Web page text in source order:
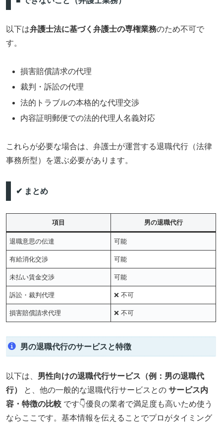
以下は弁護士法に基づく弁護士の専権業務のため不可で
す。
損害賠償請求の代理
裁判・訴訟の代理
法的トラブルの本格的な代理交渉
内容証明郵便での法的代理人名義対応
これらが必要な場合は、弁護士が運営する退職代行（法律
事務所型）を選ぶ必要があります。
✔ まとめ
項目 男の退職代行
退職意思の伝達 可能
有給消化交渉 可能
未払い賃金交渉 可能
訴訟・裁判代理 ❌ 不可
損害賠償請求代理 ❌ 不可
男の退職代行のサービスと特徴
以下は、 男性向けの退職代行サービス（例：男の退職代
行）
と、他の一般的な退職代行サービスとの サービス内
容・特徴の比較 です👇優良の業者で満足度も高いため使う
ならここです。基本情報を伝えることでプロがタイミング